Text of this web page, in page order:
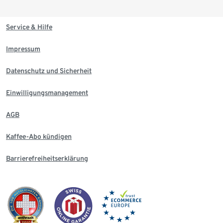
Service & Hilfe
Impressum
Datenschutz und Sicherheit
Einwilligungsmanagement
AGB
Kaffee-Abo kündigen
Barrierefreiheitserklärung